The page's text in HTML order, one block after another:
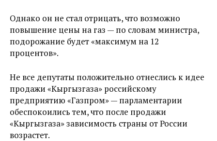
Однако он не стал отрицать, что возможно
повышение цены на газ — по словам министра,
подорожание будет «максимум на 12
процентов».
Не все депутаты положительно отнеслись к идее
продажи «Кыргызгаза» российскому
предприятию «Газпром» — парламентарии
обеспокоились тем, что после продажи
«Кыргызгаза» зависимость страны от России
возрастет.